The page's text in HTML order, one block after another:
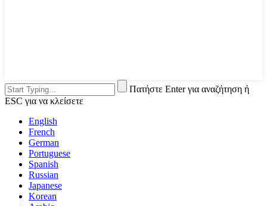
Πατήστε Enter για αναζήτηση ή
ESC για να κλείσετε
English
French
German
Portuguese
Spanish
Russian
Japanese
Korean